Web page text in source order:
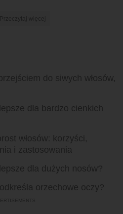
do siwych włosów,
dla bardzo cienkich
włosów: korzyści,
i zastosowania
dla dużych nosów?
orzechowe oczy?